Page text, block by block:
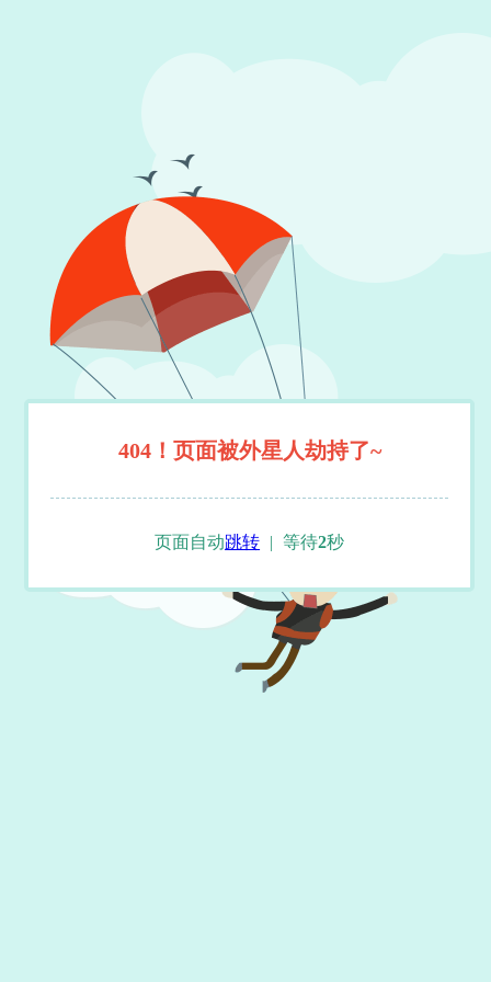
404！页面被外星人劫持了~
页面自动跳转 | 等待2秒